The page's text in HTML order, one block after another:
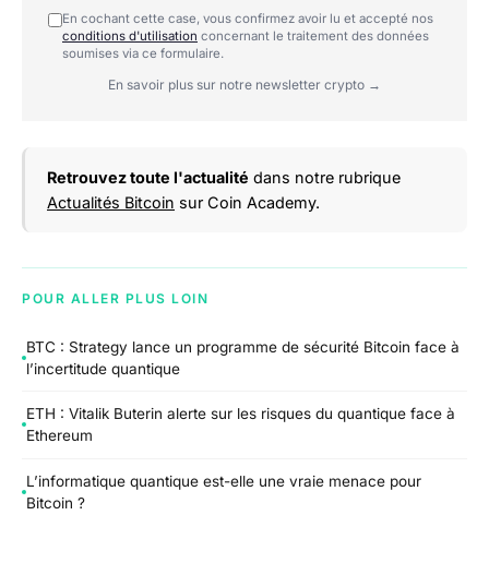
En cochant cette case, vous confirmez avoir lu et accepté nos
conditions d'utilisation concernant le traitement des données
soumises via ce formulaire.
En savoir plus sur notre newsletter crypto →
Retrouvez toute l'actualité dans notre rubrique
Actualités Bitcoin sur Coin Academy.
POUR ALLER PLUS LOIN
BTC : Strategy lance un programme de sécurité Bitcoin face à
l’incertitude quantique
ETH : Vitalik Buterin alerte sur les risques du quantique face à
Ethereum
L’informatique quantique est-elle une vraie menace pour
Bitcoin ?